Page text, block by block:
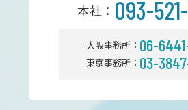
本社： 093-
大阪事務所： 06-
東京事務所： 03-